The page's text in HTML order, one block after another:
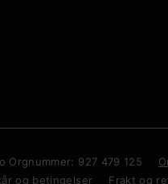
Orgnummer: 927 479 125
og betingelser
Frakt og